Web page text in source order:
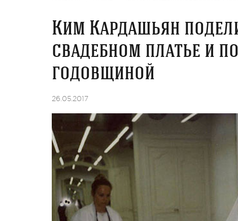
Ким Кардашьян
свадебном платье и
годовщиной
26.05.2017